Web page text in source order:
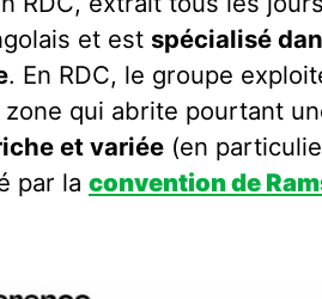
et est spécialisé
. En RDC, le groupe
qui abrite pourtant
et variée (en
par laconvention de